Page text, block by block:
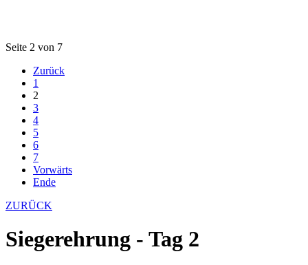
Seite 2 von 7
Zurück
1
2
3
4
5
6
7
Vorwärts
Ende
ZURÜCK
Siegerehrung - Tag 2